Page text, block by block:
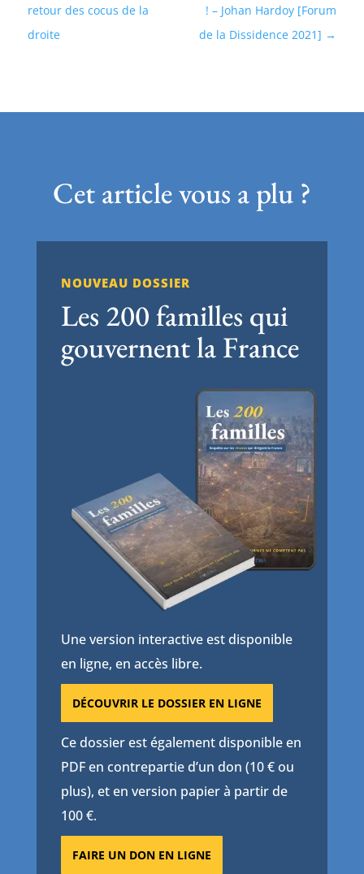
! – Johan Hardoy [Forum
de la Dissidence 2021]
retour des cocus de la
droite
Cet article vous a plu ?
NOUVEAU DOSSIER
Les 200 familles qui
gouvernent la France
Une version interactive est disponible
en ligne, en accès libre.
DÉCOUVRIR LE DOSSIER EN LIGNE
Ce dossier est également disponible en
PDF en contrepartie d’un don (10 € ou
plus), et en version papier à partir de
100 €.
FAIRE UN DON EN LIGNE